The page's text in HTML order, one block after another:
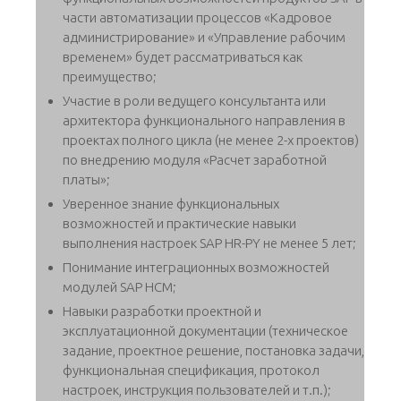
части автоматизации процессов «Кадровое
администрирование» и «Управление рабочим
временем» будет рассматриваться как
преимущество;
Участие в роли ведущего консультанта или
архитектора функционального направления в
проектах полного цикла (не менее 2-х проектов)
по внедрению модуля «Расчет заработной
платы»;
Уверенное знание функциональных
возможностей и практические навыки
выполнения настроек SAP HR-PY не менее 5 лет;
Понимание интеграционных возможностей
модулей SAP HCM;
Навыки разработки проектной и
эксплуатационной документации (техническое
задание, проектное решение, постановка задачи,
функциональная спецификация, протокол
настроек, инструкция пользователей и т.п.);